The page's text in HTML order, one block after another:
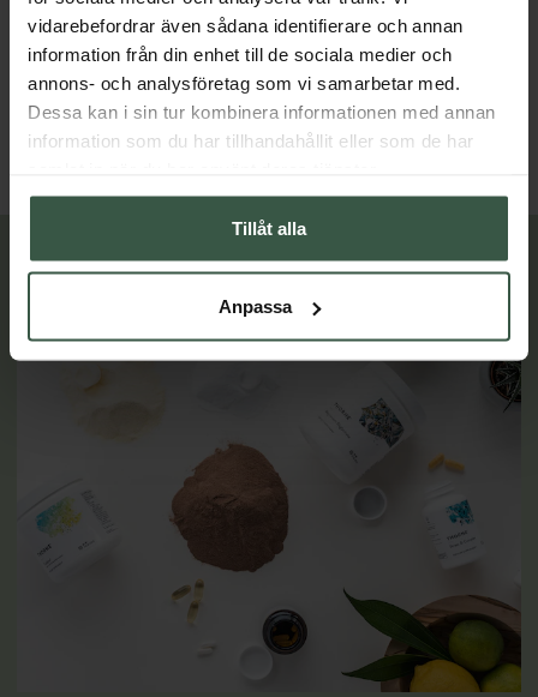
vidarebefordrar även sådana identifierare och annan
information från din enhet till de sociala medier och
annons- och analysföretag som vi samarbetar med.
Dessa kan i sin tur kombinera informationen med annan
information som du har tillhandahållit eller som de har
Tillåt alla
Anpassa
Kvällsmagnesium+ Ekonomipack 2x90k
Great Essentials
398 kr 498 kr
Great Essentials
299 kr 378 kr
Lär dig mer